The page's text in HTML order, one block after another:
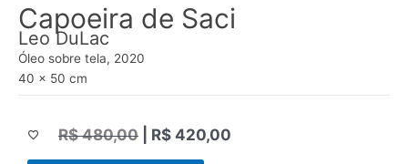
Capoeira de Saci
Leo DuLac
Óleo sobre tela, 2020
40 x 50 cm
R$480,00 R$ 420,00